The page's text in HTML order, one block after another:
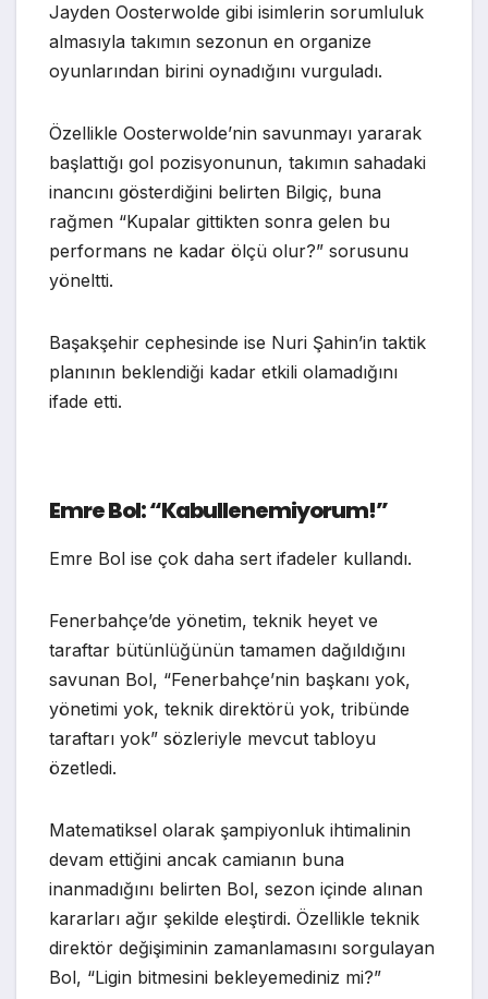
Jayden Oosterwolde gibi isimlerin sorumluluk
almasıyla takımın sezonun en organize
oyunlarından birini oynadığını vurguladı.
Özellikle Oosterwolde’nin savunmayı yararak
başlattığı gol pozisyonunun, takımın sahadaki
inancını gösterdiğini belirten Bilgiç, buna
rağmen “Kupalar gittikten sonra gelen bu
performans ne kadar ölçü olur?” sorusunu
yöneltti.
Başakşehir cephesinde ise Nuri Şahin’in taktik
planının beklendiği kadar etkili olamadığını
ifade etti.
Emre Bol: “Kabullenemiyorum!”
Emre Bol ise çok daha sert ifadeler kullandı.
Fenerbahçe’de yönetim, teknik heyet ve
taraftar bütünlüğünün tamamen dağıldığını
savunan Bol, “Fenerbahçe’nin başkanı yok,
yönetimi yok, teknik direktörü yok, tribünde
taraftarı yok” sözleriyle mevcut tabloyu
özetledi.
Matematiksel olarak şampiyonluk ihtimalinin
devam ettiğini ancak camianın buna
inanmadığını belirten Bol, sezon içinde alınan
kararları ağır şekilde eleştirdi. Özellikle teknik
direktör değişiminin zamanlamasını sorgulayan
Bol, “Ligin bitmesini bekleyemediniz mi?”